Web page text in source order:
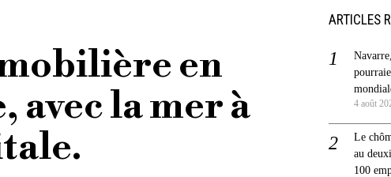
en
avec la mer à
ARTICLES
4 août
Le
au
100